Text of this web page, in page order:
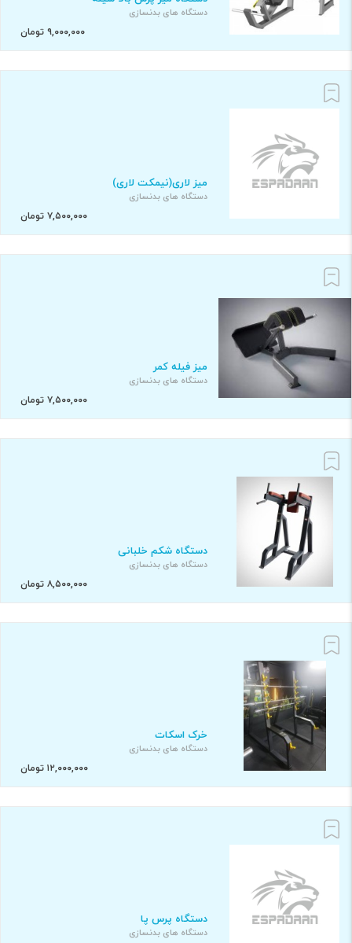
دستگاه های بدنسازی
۹,۰۰۰,۰۰۰ تومان
میز لاری(نیمکت لاری)
دستگاه های بدنسازی
۷,۵۰۰,۰۰۰ تومان
میز فیله کمر
دستگاه های بدنسازی
۷,۵۰۰,۰۰۰ تومان
دستگاه شکم خلبانی
دستگاه های بدنسازی
۸,۵۰۰,۰۰۰ تومان
خرک اسکات
دستگاه های بدنسازی
۱۲,۰۰۰,۰۰۰ تومان
دستگاه پرس پا
دستگاه های بدنسازی